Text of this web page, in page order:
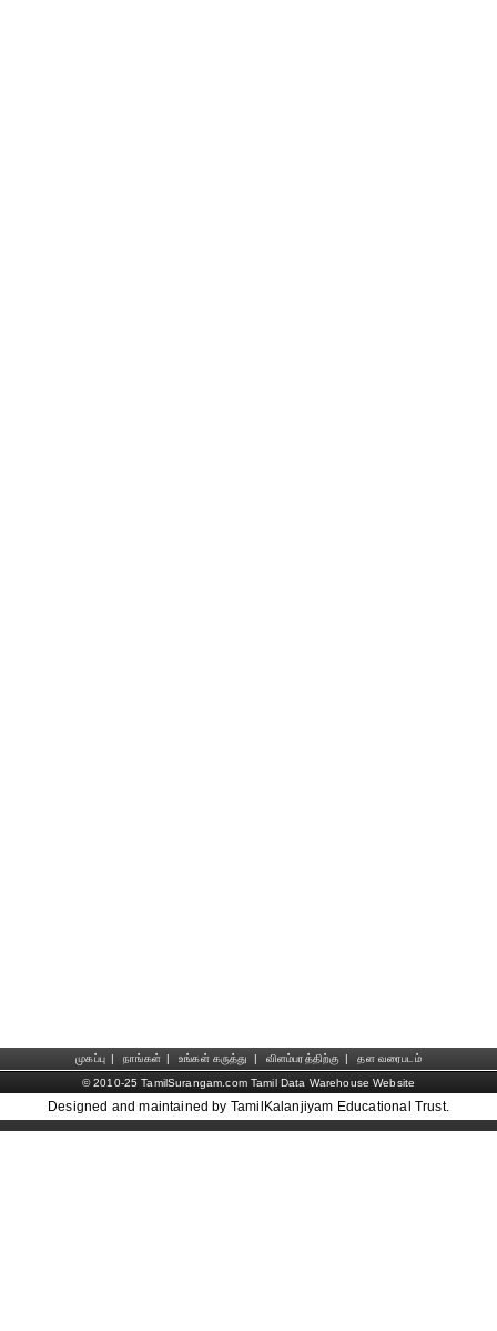
முகப்பு | நாங்கள் | உங்கள் கருத்து | விளம்பரத்திற்கு |
தள வரைபடம்
© 2010-25 TamilSurangam.com Tamil Data Warehouse Website
Designed and maintained by TamilKalanjiyam Educational Trust.